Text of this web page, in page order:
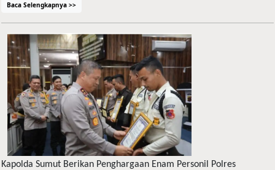
Baca Selengkapnya >>
Kapolda Sumut Berikan Penghargaan Enam Personil Polres